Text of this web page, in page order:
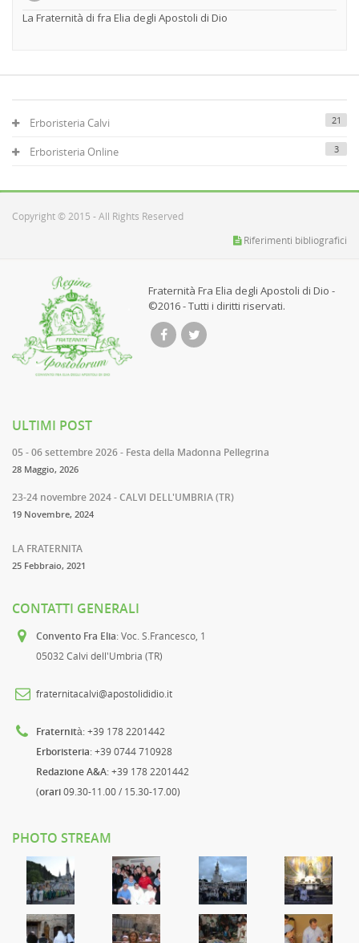
La Fraternità di fra Elia degli Apostoli di Dio
Erboristeria Calvi 21
Erboristeria Online 3
Copyright © 2015 - All Rights Reserved
Riferimenti bibliografici
Fraternità Fra Elia degli Apostoli di Dio -
©2016 - Tutti i diritti riservati.
ULTIMI POST
05 - 06 settembre 2026 - Festa della Madonna Pellegrina
28 Maggio, 2026
23-24 novembre 2024 - CALVI DELL'UMBRIA (TR)
19 Novembre, 2024
LA FRATERNITA
25 Febbraio, 2021
CONTATTI GENERALI
Convento Fra Elia: Voc. S.Francesco, 1
05032 Calvi dell'Umbria (TR)
fraternitacalvi@apostolididio.it
Fraternità: +39 178 2201442
Erboristeria: +39 0744 710928
Redazione A&A: +39 178 2201442
(orari09.30-11.00 / 15.30-17.00)
PHOTO STREAM